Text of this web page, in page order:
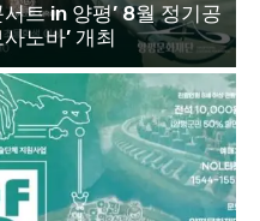
트 in 양평’ 8월 정기공
노바’ 개최